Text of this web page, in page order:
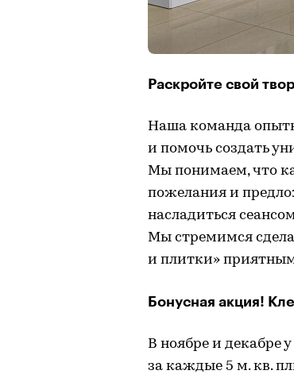
Раскройте свой
Наша команда
и помочь создать
Мы понимаем, что
пожелания и
насладиться
Мы стремимся
и плитки»
Бонусная акция!
В ноябре и декабре
за каждые 5 м. кв.